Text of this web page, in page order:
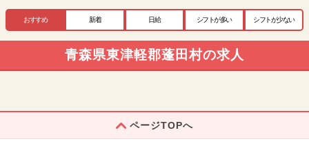
おすすめ 新着 日給 シフトが多い シフトが少ない
青森県東津軽郡蓬田村の求人
ページTOPへ